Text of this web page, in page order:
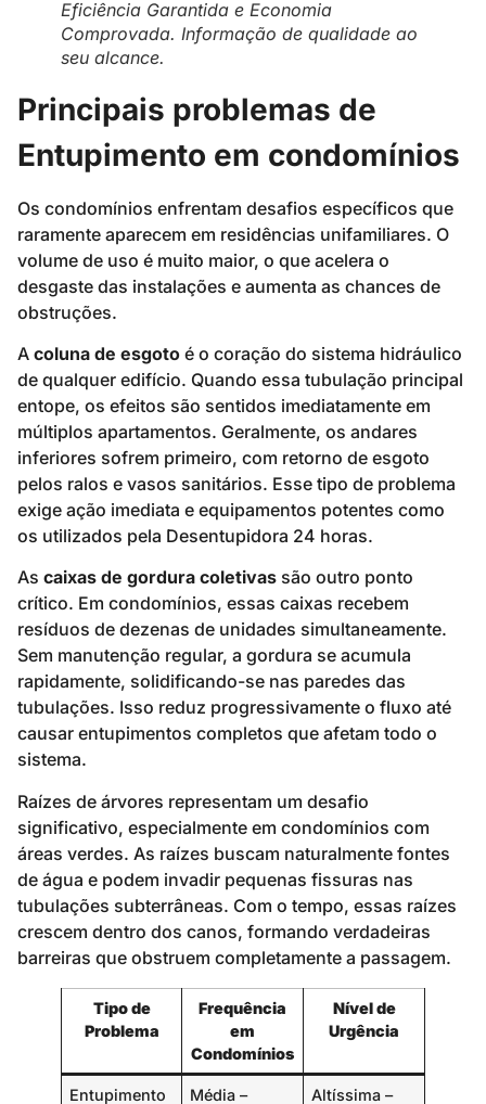
Eficiência Garantida e Economia
Comprovada. Informação de qualidade ao
seu alcance.
Principais problemas de
Entupimento em condomínios
Os condomínios enfrentam desafios específicos que
raramente aparecem em residências unifamiliares. O
volume de uso é muito maior, o que acelera o
desgaste das instalações e aumenta as chances de
obstruções.
A coluna de esgoto é o coração do sistema hidráulico
de qualquer edifício. Quando essa tubulação principal
entope, os efeitos são sentidos imediatamente em
múltiplos apartamentos. Geralmente, os andares
inferiores sofrem primeiro, com retorno de esgoto
pelos ralos e vasos sanitários. Esse tipo de problema
exige ação imediata e equipamentos potentes como
os utilizados pela Desentupidora 24 horas.
As caixas de gordura coletivas são outro ponto
crítico. Em condomínios, essas caixas recebem
resíduos de dezenas de unidades simultaneamente.
Sem manutenção regular, a gordura se acumula
rapidamente, solidificando-se nas paredes das
tubulações. Isso reduz progressivamente o fluxo até
causar entupimentos completos que afetam todo o
sistema.
Raízes de árvores representam um desafio
significativo, especialmente em condomínios com
áreas verdes. As raízes buscam naturalmente fontes
de água e podem invadir pequenas fissuras nas
tubulações subterrâneas. Com o tempo, essas raízes
crescem dentro dos canos, formando verdadeiras
barreiras que obstruem completamente a passagem.
Tipo de
Problema
Frequência
em
Condomínios
Nível de
Urgência
Entupimento Média – Altíssima –